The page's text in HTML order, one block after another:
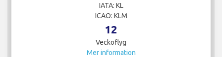
IATA: KL
ICAO: KLM
12
Veckoflyg
Mer information